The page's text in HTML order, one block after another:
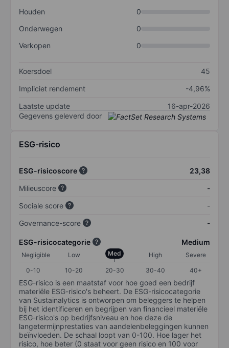
Houden
0
Onderwegen
0
Verkopen
0
Koersdoel
45
Impliciet rendement
-4,96%
Laatste update
16-apr-2026
Gegevens geleverd door
ESG-risico
ESG-risicoscore
23,38
Milieuscore
-
Sociale score
-
Governance-score
-
ESG-risicocategorie Medium
Negligible Low Med High
Severe
0-10
10-20 20-30 30-40 40+
ESG-risico is een maatstaf voor hoe goed een bedrijf
materiële ESG-risico's beheert. De ESG-risicocategorie
van Sustainalytics is ontworpen om beleggers te helpen
bij het identificeren en begrijpen van financieel materiële
ESG-risico's op bedrijfsniveau en hoe deze de
langetermijnprestaties van aandelenbeleggingen kunnen
beïnvloeden. De schaal loopt van 0-100. Hoe lager het
risico, hoe beter (0 staat voor geen risico en 100 voor